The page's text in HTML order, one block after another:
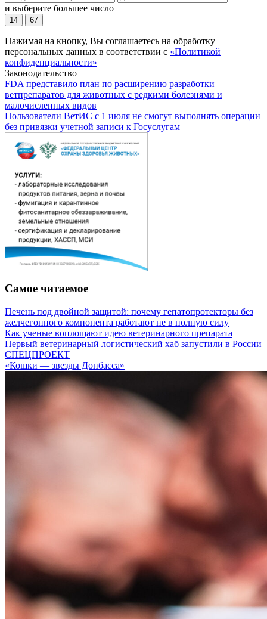
и выберите большее число
14 67
Нажимая на кнопку, Вы соглашаетесь на обработку
персональных данных в соответствии с «Политикой
конфиденциальности»
Законодательство
FDA представило план по расширению разработки
ветпрепаратов для животных с редкими болезнями и
малочисленных видов
Пользователи ВетИС с 1 июля не смогут выполнять операции
без привязки учетной записи к Госуслугам
Самое читаемое
Печень под двойной защитой: почему гепатопротекторы без
желчегонного компонента работают не в полную силу
Как ученые воплощают идею ветеринарного препарата
Первый ветеринарный логистический хаб запустили в России
СПЕЦПРОЕКТ
«Кошки — звезды Донбасса»